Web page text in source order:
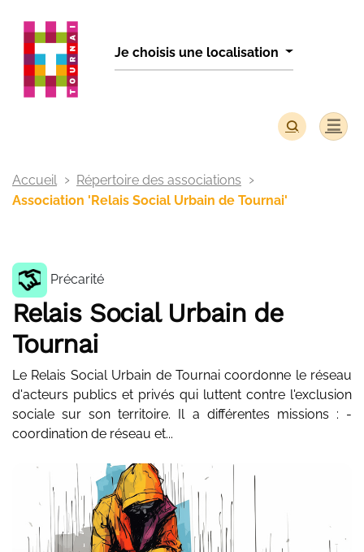
Je choisis une localisation
Accueil
Répertoire des associations
Association 'Relais Social Urbain de Tournai'
Précarité
Relais Social Urbain de
Tournai
Le Relais Social Urbain de Tournai coordonne le réseau
d'acteurs publics et privés qui luttent contre l'exclusion
sociale sur son territoire. Il a différentes missions : -
coordination de réseau et...